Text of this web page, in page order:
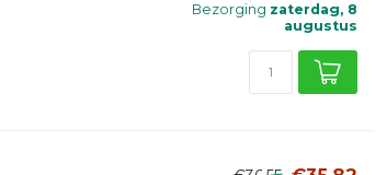
Bezorging zaterdag, 8
augustus